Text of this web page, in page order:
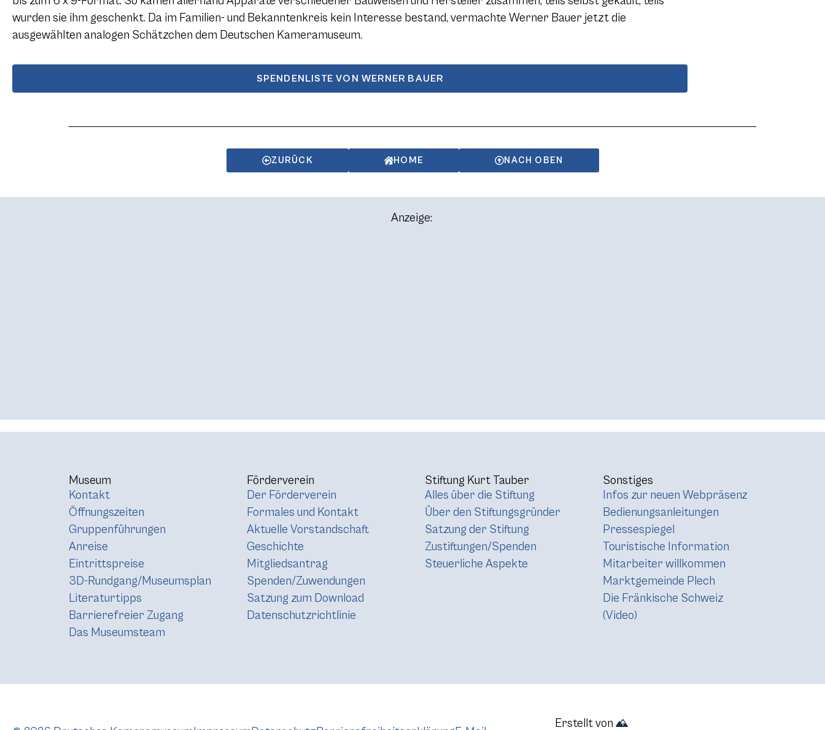
wurden sie ihm geschenkt. Da im Familien- und Bekanntenkreis kein Interesse bestand, vermachte Werner Bauer jetzt die
ausgewählten analogen Schätzchen dem Deutschen Kameramuseum.
SPENDENLISTE VON WERNER BAUER
ZURÜCK HOME NACH OBEN
Anzeige:
Museum
Kontakt
Öffnungszeiten
Gruppenführungen
Anreise
Eintrittspreise
3D-Rundgang/Museumsplan
Literaturtipps
Barrierefreier Zugang
Das Museumsteam
Förderverein
Der Förderverein
Formales und Kontakt
Aktuelle Vorstandschaft
Geschichte
Mitgliedsantrag
Spenden/Zuwendungen
Satzung zum Download
Datenschutzrichtlinie
Stiftung Kurt Tauber
Alles über die Stiftung
Über den Stiftungsgründer
Satzung der Stiftung
Zustiftungen/Spenden
Steuerliche Aspekte
Sonstiges
Infos zur neuen Webpräsenz
Bedienungsanleitungen
Pressespiegel
Touristische Information
Mitarbeiter willkommen
Marktgemeinde Plech
Die Fränkische Schweiz
(Video)
Erstellt von